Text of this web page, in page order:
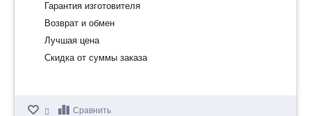
Гарантия изготовителя
Возврат и обмен
Лучшая цена
Скидка от суммы заказа
Сравнить